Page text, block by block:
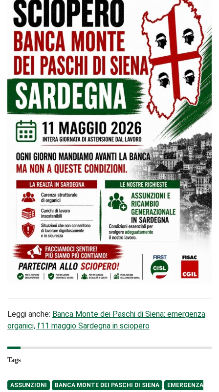
Leggi anche: Banca Monte dei Paschi di Siena: emergenza
organici, l’11 maggio Sardegna in sciopero
Tags
ASSUNZIONI BANCA MONTE DEI PASCHI DI SIENA EMERGENZA